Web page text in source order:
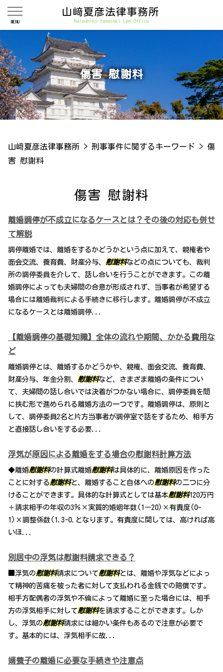
傷害 慰謝料
山﨑夏彦法律事務所 > 刑事事件に関するキーワード > 傷
害 慰謝料
傷害 慰謝料
離婚調停が不成立になるケースとは？その後の対応も併せ
て解説
調停離婚では、離婚をするかどうかという点に加えて、親権者や
面会交流、養育費、財産分与、 慰謝料などの点についても、裁判
所の調停委員を介して、話し合いを行うことができます。この離
婚調停によっても夫婦間の合意が形成されず、当事者が希望する
場合には離婚裁判による手続きに移行します。離婚調停が不成立
になるケースとは離婚調停...
【離婚調停の基礎知識】全体の流れや期間、かかる費用な
ど
離婚調停とは、離婚するかどうかや、親権、面会交流、養育費、
財産分与、年金分割、 慰謝料など、さまざま離婚の条件につい
て、夫婦間の話し合いでは決着がつかない場合に、調停委員を間
に挟む形で進められる離婚方法の一つです。離婚調停は、原則と
して、調停委員2名と片方当事者が調停室で話をするため、相手方
と直接話し合いをする必要...
浮気が原因による離婚をする場合の慰謝料計算方法
◆離婚慰謝料の計算式離婚慰謝料は具体的に、離婚原因を作った
ことに対する慰謝料と、離婚すること自体への慰謝料の二つに分
けることができます。具体的な計算式としては基本慰謝料120万円
＋請求相手の年収の3％×実質的婚姻年数(1ー20)×有責度(0-
1)×調整係数(1.3-0.となります。有責度に関しては、高ければ高
いほ...
別居中の浮気は慰謝料請求できる？
■浮気の慰謝料請求について慰謝料とは、離婚や浮気などによっ
て精神的苦痛を被った者に対して支払われる金銭での賠償です。
相手方配偶者の浮気や不倫によって離婚に至った場合には、相手
方の浮気相手に対して慰謝料を請求することができます。しか
し、浮気の慰謝料請求には細かい条件もあるので注意が必要で
す。基本的には、浮気相手に故...
婿養子の離婚に必要な手続きや注意点